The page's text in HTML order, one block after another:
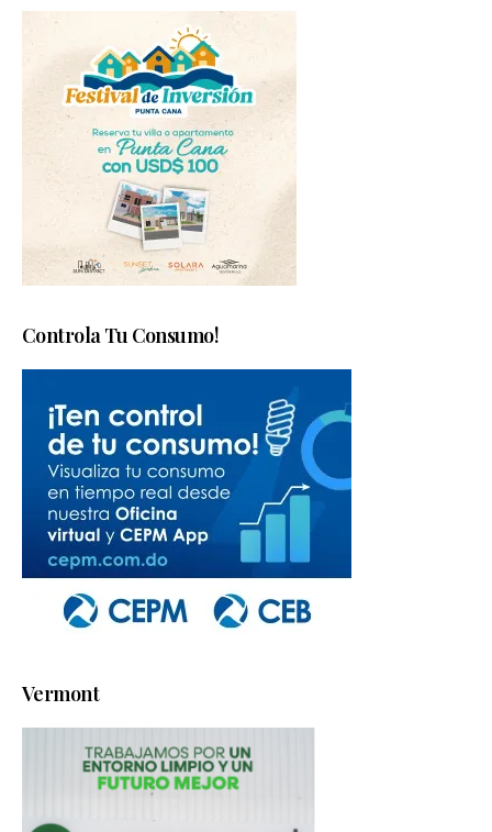
Controla Tu Consumo!
Vermont